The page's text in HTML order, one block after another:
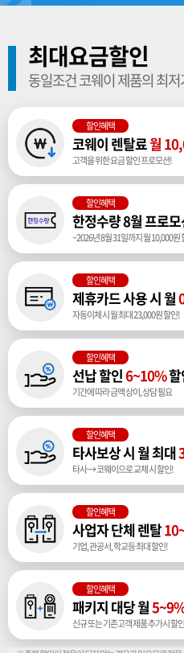
최대요금할인
동일조건 코웨이 제품의 최
할인혜택
코웨이 렌탈료월
고객을 위한 요금 할인 프로모션!
할인혜택
한정수량 8월 프로
~2026년 8월 31일까지 월 10,000원
할인혜택
제휴카드 사용 시 월
자동이체 시 월 최대 23,000원 할인!
할인혜택
선납 할인6~10%할
기간에 따라 금액 상이, 상담 필요
할인혜택
타사보상 시 월 최대
타사 → 코웨이으로 교체 시 할인!
할인혜택
사업자 단체 렌탈
기업, 관공서, 학교등 최대 할인!
할인혜택
패키지 대당 월
신규 또는 기존고객 제품 추가시 할